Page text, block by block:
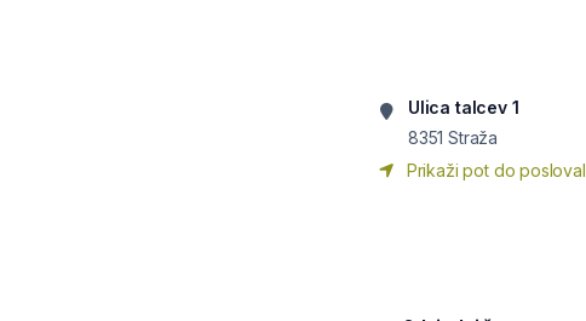
Ulica talcev 1
8351 Straža
Prikaži pot do